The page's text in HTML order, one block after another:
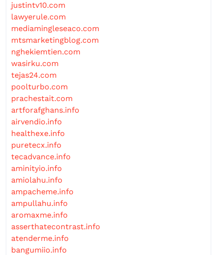
justintv10.com
lawyerule.com
mediamingleseaco.com
mtsmarketingblog.com
nghekiemtien.com
wasirku.com
tejas24.com
poolturbo.com
prachestait.com
artforafghans.info
airvendio.info
healthexe.info
puretecx.info
tecadvance.info
aminityio.info
amiolahu.info
ampacheme.info
ampullahu.info
aromaxme.info
asserthatecontrast.info
atenderme.info
bangumiio.info